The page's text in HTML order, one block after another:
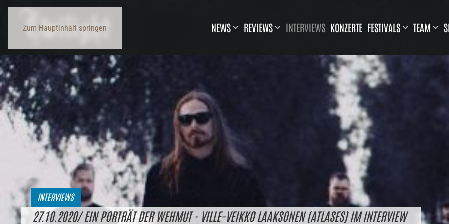
Zum Hauptinhalt springen NEWS REVIEWS INTERVIEWS KONZERTE FESTIVALS TEAM
INTERVIEWS
27.10.2020/ EIN PORTRÄT DER WEHMUT - VILLE-VEIKKO LAAKSONEN (ATLASES) IM INTERVIEW